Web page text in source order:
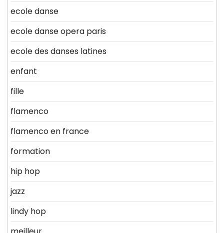
ecole danse
ecole danse opera paris
ecole des danses latines
enfant
fille
flamenco
flamenco en france
formation
hip hop
jazz
lindy hop